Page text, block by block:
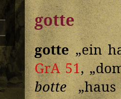
gotte
gotte„ein
GrA 51,
botte